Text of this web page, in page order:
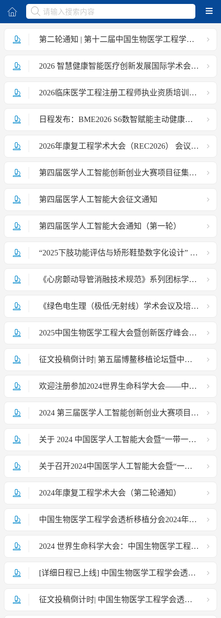
取消
第二轮通知 | 第十二届中国生物医学工程学会组织工程与再生医学大会
2026 智慧健康智能医疗创新发展国际学术会议第二轮会议通知
2026临床医学工程注册工程师执业资质培训通知
日程发布：BME2026 S6数智赋能主动健康分会场
2026年康复工程学术大会（REC2026） 会议通知（第一轮）
第四届医学人工智能创新创业大赛项目征集通知
第四届医学人工智能大会征文通知
第四届医学人工智能大会通知（第一轮）
“2025下肢功能评估与矫形鞋垫数字化设计” 培训班通知
《心房颤动导管消融技术规范》系列团标学术活动项目说明
《绿色电生理（极低/无射线）学术会议及培训考核项目》内容说明书
2025中国生物医学工程大会暨创新医疗峰会（BME2025）第一轮会议通知
征文投稿倒计时| 第五届博鳌移植论坛暨中国生物医学工程学会透析移植分会2024年学术研讨会
欢迎注册参加2024世界生命科学大会——中国生物医学工程学会分论坛
2024 第三届医学人工智能创新创业大赛项目征集通知 （第一轮）
关于 2024 中国医学人工智能大会暨“一带一路”医学人工智能产业博览会征文通知（第一轮）
关于召开2024中国医学人工智能大会暨“一带一路”医学人工智能产业博览会的通知（第一轮）
2024年康复工程学术大会（第二轮通知）
中国生物医学工程学会透析移植分会2024年学术研讨会隆重召开
2024 世界生命科学大会：中国生物医学工程学会承办 | S32"构建AI医疗生态 助力临床高质发展"分论坛
[详细日程已上线] 中国生物医学工程学会透析移植分会 2024 年学术研讨会|8月31-9月1日|南京紫金山庄会议中心
征文投稿倒计时| 中国生物医学工程学会透析移植分会 2024 年学术研讨会